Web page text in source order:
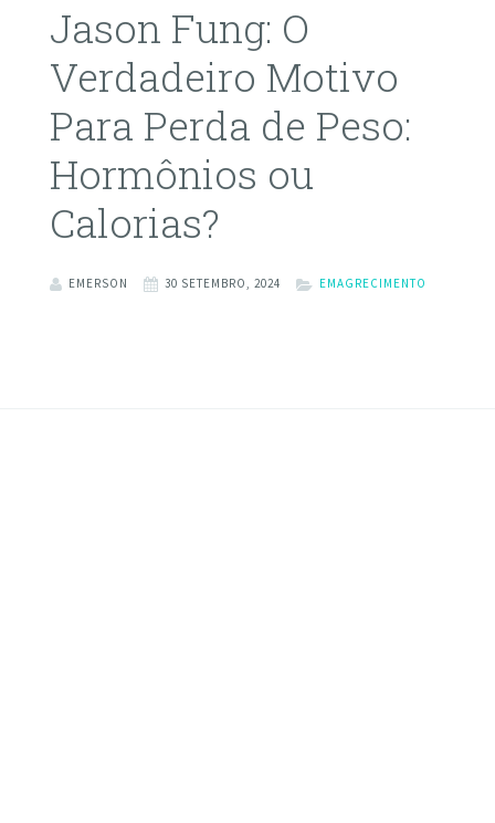
Jason Fung: O
Verdadeiro Motivo
Para Perda de Peso:
Hormônios ou
Calorias?
EMERSON 30 SETEMBRO, 2024 EMAGRECIMENTO